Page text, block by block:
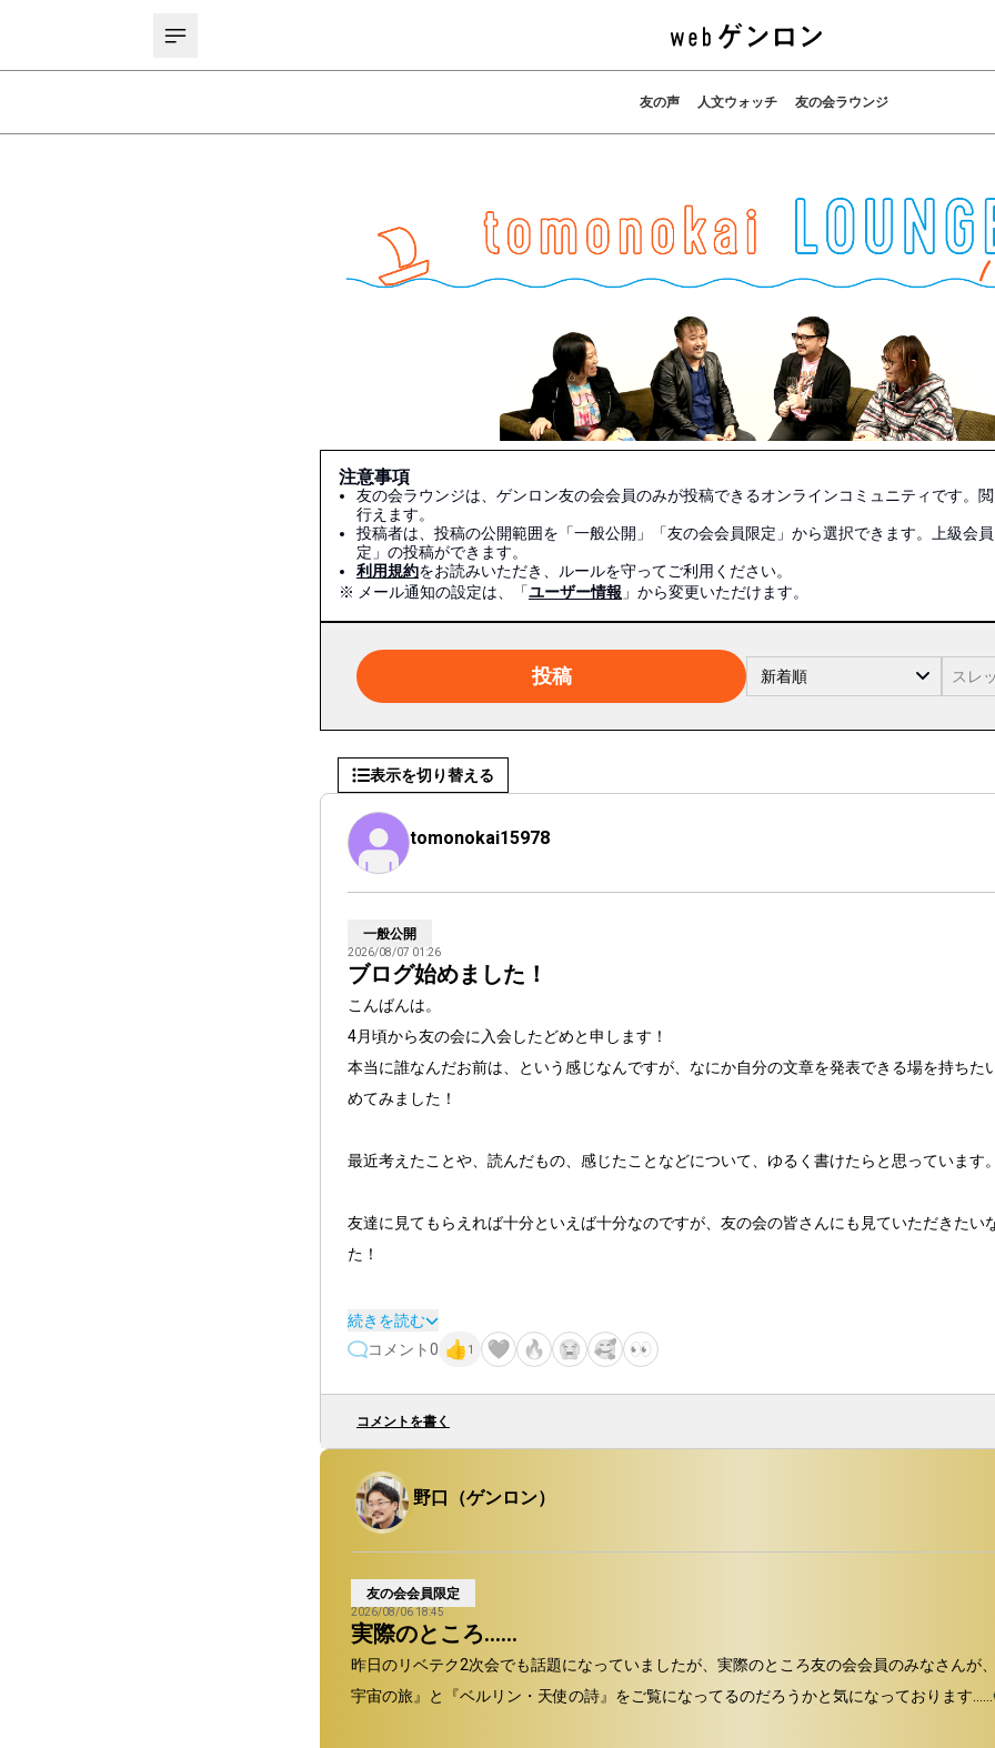
友の声 人文ウォッチ 友の会ラウンジ
注意事項
友の会ラウンジは、ゲンロン友の会会員のみが投稿できるオンラインコミュニティです。
行えます。
投稿者は、投稿の公開範囲を「一般公開」「友の会会員限定」から選択できます。
上級会
定」の投稿ができます。
利用規約をお読みいただき、ルールを守ってご利用ください。
※ メール通知の設定は、「ユーザー情報 」から変更いただけます。
投稿
表示を切り替える
tomonokai15978
一般公開
2026/08/07 01:26
ブログ始めました！
こんばんは。
4月頃から友の会に入会したどめと申します！
本当に誰なんだお前は、という感じなんですが、なにか自分の文章を発表できる場を持ちた
めてみました！
最近考えたことや、読んだもの、感じたことなどについて、ゆるく書けたらと思っています
友達に見てもらえれば十分といえば十分なのですが、友の会の皆さんにも見ていただきたい
た！
まだほぼなんにも記事がないですが、見ていただけると嬉しいです！
続きを読む
コメント0 1
コメントを書く
野口（ゲンロン）
友の会会員限定
2026/08/06 18:45
実際のところ……
昨日のリベテク2次会でも話題になっていましたが、実際のところ友の会会員のみなさんが
宇宙の旅』と『ベルリン・天使の詩』をご覧になってるのだろうかと気になっております